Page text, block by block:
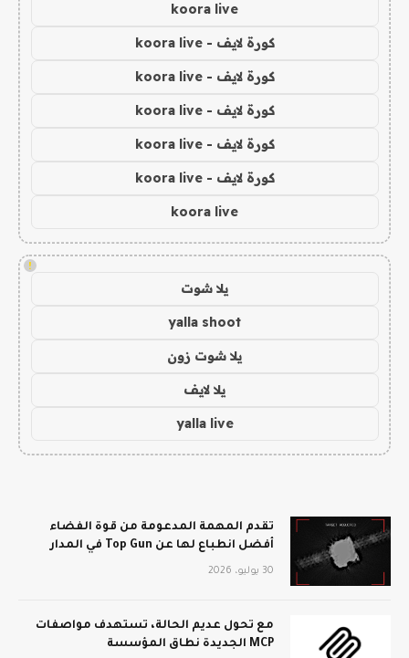
koora live
كورة لايف - koora live
كورة لايف - koora live
كورة لايف - koora live
كورة لايف - koora live
كورة لايف - koora live
koora live
!
يلا شوت
yalla shoot
يلا شوت زون
يلا لايف
yalla live
تقدم المهمة المدعومة من قوة الفضاء
أفضل انطباع لها عن Top Gun في المدار
30 يوليو، 2026
مع تحول عديم الحالة، تستهدف مواصفات
MCP الجديدة نطاق المؤسسة